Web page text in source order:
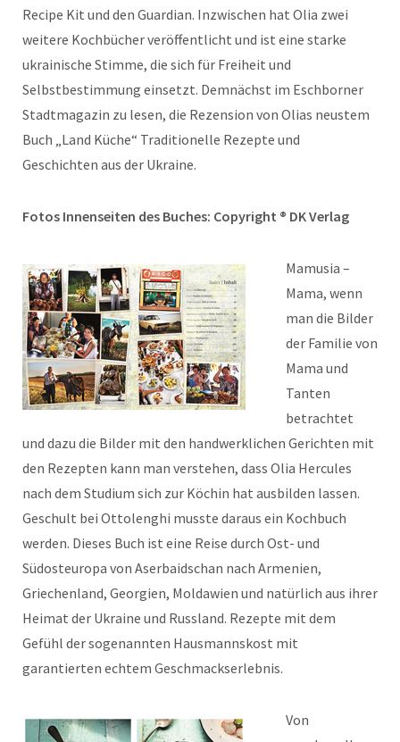
Recipe Kit und den Guardian. Inzwischen hat Olia zwei
weitere Kochbücher veröffentlicht und ist eine starke
ukrainische Stimme, die sich für Freiheit und
Selbstbestimmung einsetzt. Demnächst im Eschborner
Stadtmagazin zu lesen, die Rezension von Olias neustem
Buch „Land Küche“ Traditionelle Rezepte und
Geschichten aus der Ukraine.
Fotos Innenseiten des Buches: Copyright ® DK Verlag
Mamusia –
Mama, wenn
man die Bilder
der Familie von
Mama und
Tanten
betrachtet
und dazu die Bilder mit den handwerklichen Gerichten mit
den Rezepten kann man verstehen, dass Olia Hercules
nach dem Studium sich zur Köchin hat ausbilden lassen.
Geschult bei Ottolenghi musste daraus ein Kochbuch
werden. Dieses Buch ist eine Reise durch Ost- und
Südosteuropa von Aserbaidschan nach Armenien,
Griechenland, Georgien, Moldawien und natürlich aus ihrer
Heimat der Ukraine und Russland. Rezepte mit dem
Gefühl der sogenannten Hausmannskost mit
garantierten echtem Geschmackserlebnis.
Von